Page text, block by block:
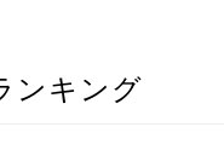
ンキング